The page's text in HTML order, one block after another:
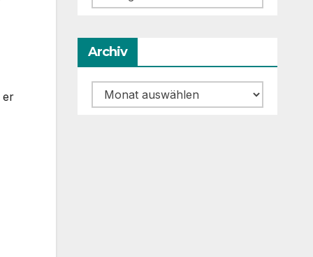
er
Archiv
Archiv